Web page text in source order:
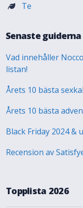
Te
Senaste guiderna
Vad innehåller
listan!
Årets 10 bästa
Årets 10 bästa
Black Friday 2024
Recension av
Topplista 2026